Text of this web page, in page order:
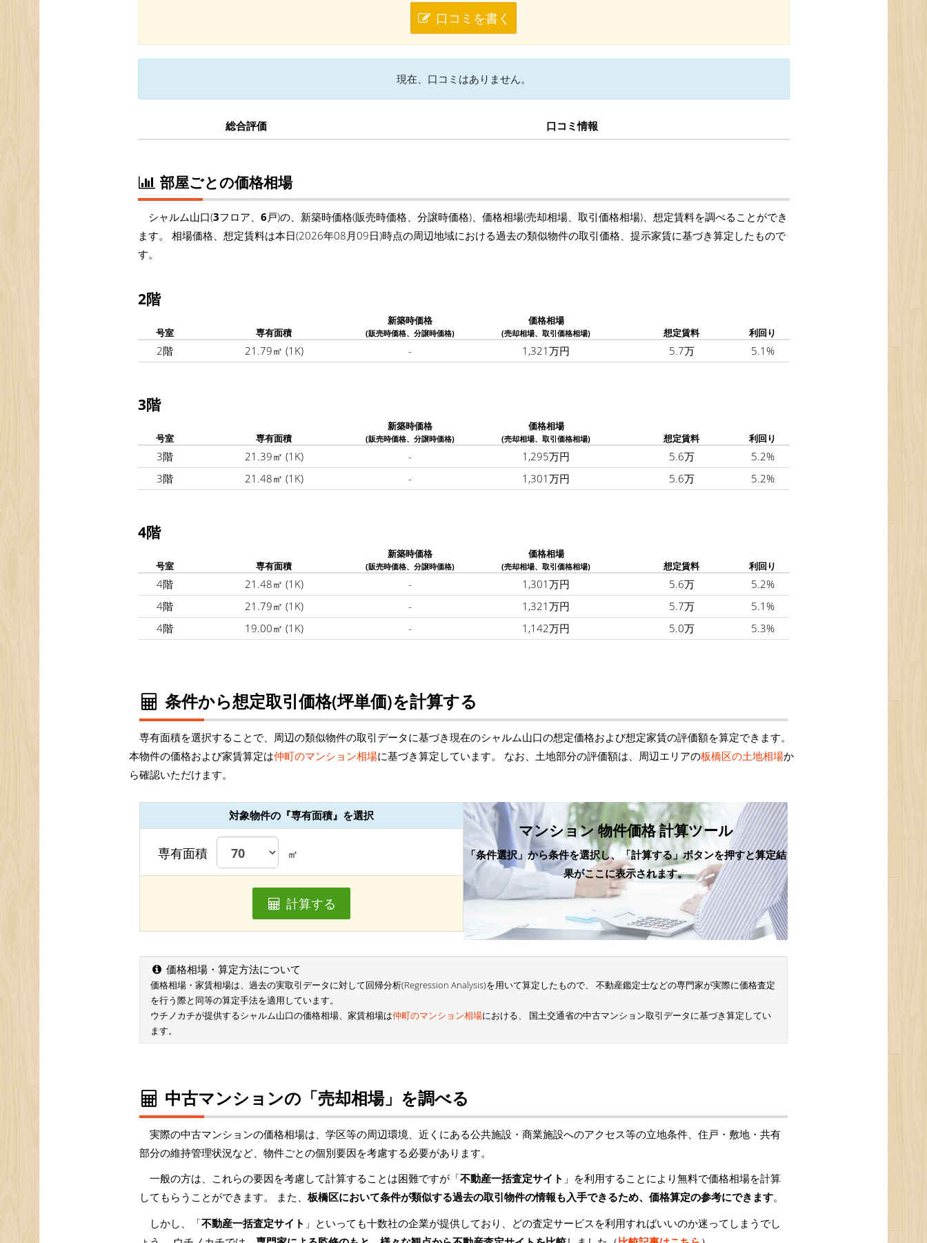
口コミを書く
現在、口コミはありません。
総合評価 口コミ情報
部屋ごとの価格相場
シャルム山口(3フロア、 6 戸)の、新築時価格(販売時価格、分譲時価格)、価格相場(売却相場、取引価格相場)、想定賃料を調べることができ
ます。 相場価格、想定賃料は本日(2026年08月09日)時点の周辺地域における過去の類似物件の取引価格、提示家賃に基づき算定したもので
す。
2階
号室 専有面積
新築時価格
(販売時価格、分譲時価格)
価格相場
(売却相場、取引価格相場) 想定賃料 利回り
2階 21.79㎡ (1K) - 1,321万円 5.7万 5.1%
3階
号室 専有面積
新築時価格
(販売時価格、分譲時価格)
価格相場
(売却相場、取引価格相場) 想定賃料 利回り
3階 21.39㎡ (1K) - 1,295万円 5.6万
5.2%
3階
21.48㎡ (1K) - 1,301万円 5.6万 5.2%
4階
号室 専有面積
新築時価格
(販売時価格、分譲時価格)
価格相場
(売却相場、取引価格相場) 想定賃料 利回り
4階 21.48㎡ (1K) - 1,301万円 5.6万
5.2%
4階
21.79㎡ (1K) - 1,321万円 5.7万
5.1%
4階
19.00㎡ (1K) - 1,142万円 5.0万 5.3%
条件から想定取引価格(坪単価)を計算する
専有面積を選択することで、周辺の類似物件の取引データに基づき現在のシャルム山口の想定価格および想定家賃の評価額を算定できます。
本物件の価格および家賃算定は仲町のマンション相場に基づき算定しています。 なお、土地部分の評価額は、周辺エリアの板橋区の土地相場か
ら確認いただけます。
対象物件の『専有面積』を選択
専有面積 ㎡
計算する
マンション 物件価格 計算ツール
「条件選択」から条件を選択し、「計算する」ボタンを押すと算定結
果がここに表示されます。
価格相場・算定方法について
価格相場・家賃相場は、過去の実取引データに対して回帰分析(Regression Analysis)を用いて算定したもので、 不動産鑑定士などの専門家が実際に価格査定
を行う際と同等の算定手法を適用しています。
ウチノカチが提供するシャルム山口の価格相場、家賃相場は仲町のマンション相場における、 国土交通省の中古マンション取引データに基づき算定してい
ます。
中古マンションの「売却相場」を調べる
実際の中古マンションの価格相場は、学区等の周辺環境、近くにある公共施設・商業施設へのアクセス等の立地条件、住戸・敷地・共有
部分の維持管理状況など、物件ごとの個別要因を考慮する必要があります。
一般の方は、これらの要因を考慮して計算することは困難ですが「不動産一括査定サイト 」を利用することにより無料で価格相場を計算
してもらうことができます。 また、 板橋区において条件が類似する過去の取引物件の情報も入手できるため、価格算定の参考にできます。
しかし、「不動産一括査定サイト 」といっても十数社の企業が提供しており、どの査定サービスを利用すればいいのか迷ってしまうでし